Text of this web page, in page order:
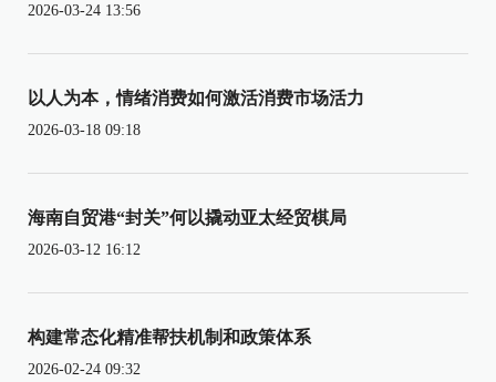
2026-03-24 13:56
以人为本，情绪消费如何激活消费市场活力
2026-03-18 09:18
海南自贸港“封关”何以撬动亚太经贸棋局
2026-03-12 16:12
构建常态化精准帮扶机制和政策体系
2026-02-24 09:32